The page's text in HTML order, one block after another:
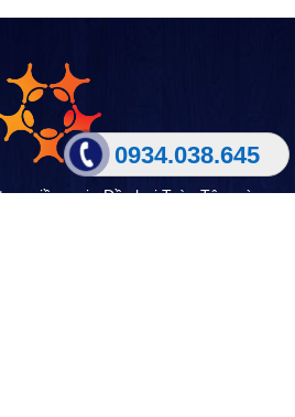
0934.038.645
niềm vui - Đồ chơi Toàn Tâm cùng